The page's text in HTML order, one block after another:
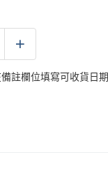
註欄位填寫可收貨日期